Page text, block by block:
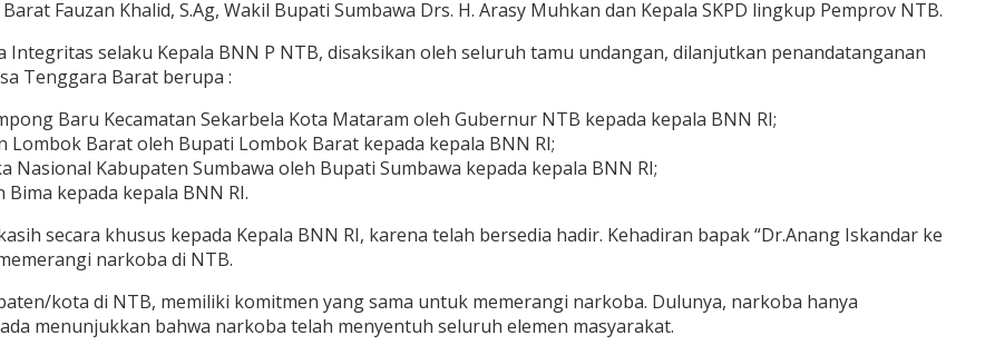
Fauzan Khalid, S.Ag, Wakil Bupati Sumbawa Drs. H. Arasy Muhkan dan Kepala SKPD lingkup Pemprov NTB.
Integritas selaku Kepala BNN P NTB, disaksikan oleh seluruh tamu undangan, dilanjutkan penandatanganan
Tenggara Barat berupa :
Baru Kecamatan Sekarbela Kota Mataram oleh Gubernur NTB kepada kepala BNN RI;
Barat oleh Bupati Lombok Barat kepada kepala BNN RI;
Kabupaten Sumbawa oleh Bupati Sumbawa kepada kepala BNN RI;
kepada kepala BNN RI.
secara khusus kepada Kepala BNN RI, karena telah bersedia hadir. Kehadiran bapak “Dr.Anang Iskandar ke
narkoba di NTB.
kota di NTB, memiliki komitmen yang sama untuk memerangi narkoba. Dulunya, narkoba hanya
menunjukkan bahwa narkoba telah menyentuh seluruh elemen masyarakat.